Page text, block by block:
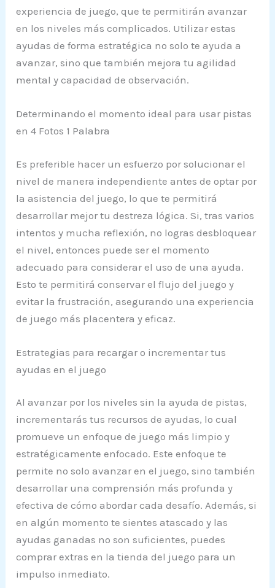
experiencia de juego, que te permitirán avanzar
en los niveles más complicados. Utilizar estas
ayudas de forma estratégica no solo te ayuda a
avanzar, sino que también mejora tu agilidad
mental y capacidad de observación.
Determinando el momento ideal para usar pistas
en 4 Fotos 1 Palabra
Es preferible hacer un esfuerzo por solucionar el
nivel de manera independiente antes de optar por
la asistencia del juego, lo que te permitirá
desarrollar mejor tu destreza lógica. Si, tras varios
intentos y mucha reflexión, no logras desbloquear
el nivel, entonces puede ser el momento
adecuado para considerar el uso de una ayuda.
Esto te permitirá conservar el flujo del juego y
evitar la frustración, asegurando una experiencia
de juego más placentera y eficaz.
Estrategias para recargar o incrementar tus
ayudas en el juego
Al avanzar por los niveles sin la ayuda de pistas,
incrementarás tus recursos de ayudas, lo cual
promueve un enfoque de juego más limpio y
estratégicamente enfocado. Este enfoque te
permite no solo avanzar en el juego, sino también
desarrollar una comprensión más profunda y
efectiva de cómo abordar cada desafío. Además, si
en algún momento te sientes atascado y las
ayudas ganadas no son suficientes, puedes
comprar extras en la tienda del juego para un
impulso inmediato.